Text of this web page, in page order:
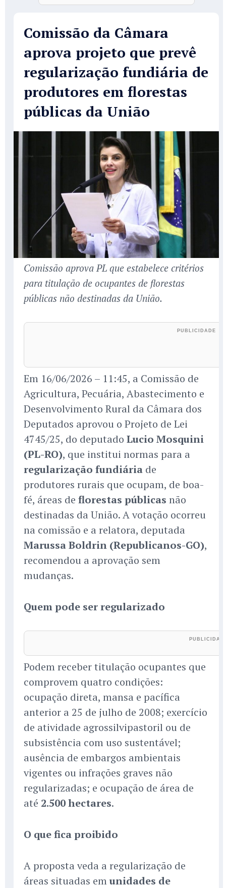
Comissão da Câmara
aprova projeto que prevê
regularização fundiária de
produtores em florestas
públicas da União
Comissão aprova PL que estabelece critérios
para titulação de ocupantes de florestas
públicas não destinadas da União.
Em 16/06/2026 – 11:45, a Comissão de
Agricultura, Pecuária, Abastecimento e
Desenvolvimento Rural da Câmara dos
Deputados aprovou o Projeto de Lei
4745/25, do deputado Lucio Mosquini
(PL-RO), que institui normas para a
regularização fundiária de
produtores rurais que ocupam, de boa-
fé, áreas de florestas públicas não
destinadas da União. A votação ocorreu
na comissão e a relatora, deputada
Marussa Boldrin (Republicanos-GO),
recomendou a aprovação sem
mudanças.
Quem pode ser regularizado
Podem receber titulação ocupantes que
comprovem quatro condições:
ocupação direta, mansa e pacífica
anterior a 25 de julho de 2008; exercício
de atividade agrossilvipastoril ou de
subsistência com uso sustentável;
ausência de embargos ambientais
vigentes ou infrações graves não
regularizadas; e ocupação de área de
até 2.500 hectares.
O que fica proibido
A proposta veda a regularização de
áreas situadas emunidades de